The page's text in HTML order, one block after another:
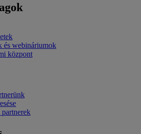
és webináriumok
központ